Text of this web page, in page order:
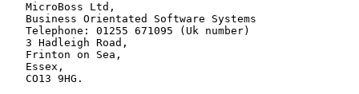
   MicroBoss Ltd,
   Business Orientated Software Systems
   Telephone: 01255 671095 (Uk number)
   3 Hadleigh Road,
   Frinton on Sea,
   Essex,